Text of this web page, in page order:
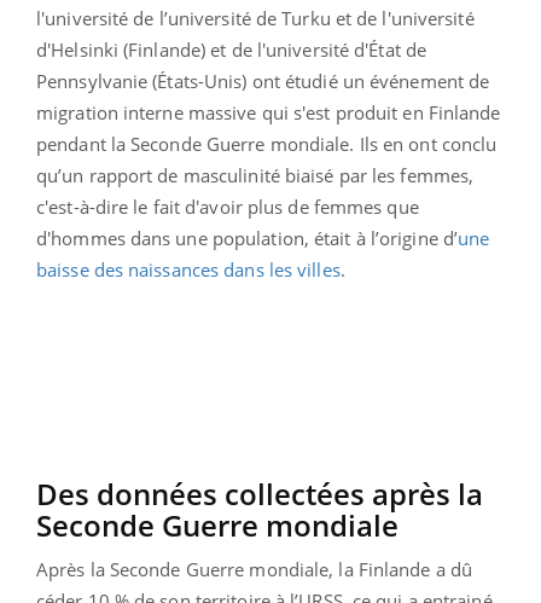
l'université de l’université de Turku et de l'université
d'Helsinki (Finlande) et de l'université d'État de
Pennsylvanie (États-Unis) ont étudié un événement de
migration interne massive qui s'est produit en Finlande
pendant la Seconde Guerre mondiale. Ils en ont conclu
qu’un rapport de masculinité biaisé par les femmes,
c'est-à-dire le fait d'avoir plus de femmes que
d'hommes dans une population, était à l’origine d’une
baisse des naissances dans les villes.
Des données collectées après la
Seconde Guerre mondiale
Après la Seconde Guerre mondiale, la Finlande a dû